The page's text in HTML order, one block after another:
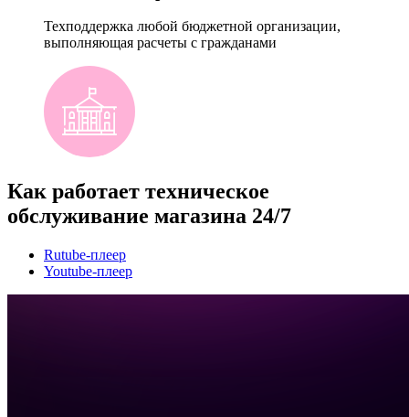
Техподдержка любой бюджетной организации,
выполняющая расчеты с гражданами
Как работает техническое
обслуживание магазина 24/7
Rutube-плеер
Youtube-плеер